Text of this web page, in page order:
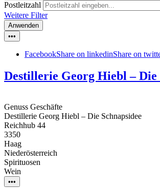
Postleitzahl
Weitere Filter
Anwenden
•••
FacebookShare on linkedinShare on
Destillerie Georg Hiebl – Die
Genuss Geschäfte
Destillerie Georg Hiebl – Die Schnapsidee
Reichhub 44
3350
Haag
Niederösterreich
Spirituosen
Wein
•••